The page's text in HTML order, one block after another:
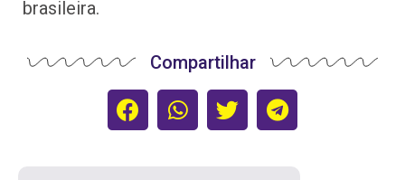
brasileira.
Compartilhar